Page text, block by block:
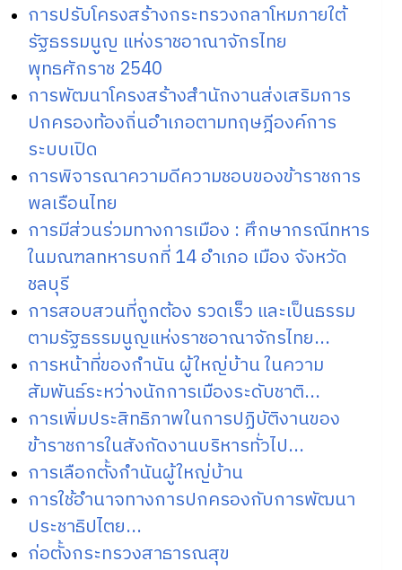
การปรับโครงสร้างกระทรวงกลาโหมภายใต้
รัฐธรรมนูญ แห่งราชอาณาจักรไทย
พุทธศักราช 2540
การพัฒนาโครงสร้างสำนักงานส่งเสริมการ
ปกครองท้องถิ่นอำเภอตามทฤษฎีองค์การ
ระบบเปิด
การพิจารณาความดีความชอบของข้าราชการ
พลเรือนไทย
การมีส่วนร่วมทางการเมือง : ศึกษากรณีทหาร
ในมณฑลทหารบกที่ 14 อำเภอ เมือง จังหวัด
ชลบุรี
การสอบสวนที่ถูกต้อง รวดเร็ว และเป็นธรรม
ตามรัฐธรรมนูญแห่งราชอาณาจักรไทย...
การหน้าที่ของกำนัน ผู้ใหญ่บ้าน ในความ
สัมพันธ์ระหว่างนักการเมืองระดับชาติ...
การเพิ่มประสิทธิภาพในการปฏิบัติงานของ
ข้าราชการในสังกัดงานบริหารทั่วไป...
การเลือกตั้งกำนันผู้ใหญ่บ้าน
การใช้อำนาจทางการปกครองกับการพัฒนา
ประชาธิปไตย...
ก่อตั้งกระทรวงสาธารณสุข